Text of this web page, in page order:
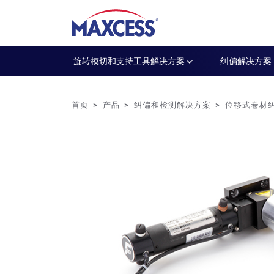
旋转模切和支持工具解决方案 纠偏解决方案
首页 产品 纠偏和检测解决方案 位移式卷材